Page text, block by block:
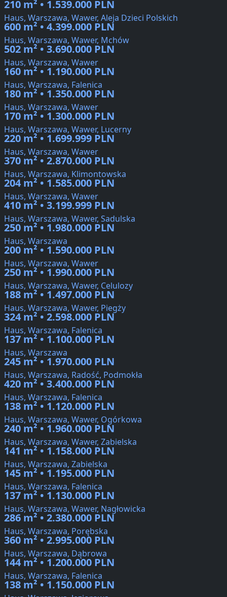
210 m² • 1.539.000 PLN
Haus, Warszawa, Wawer, Aleja Dzieci Polskich
600 m² • 4.399.000 PLN
Haus, Warszawa, Wawer, Mchów
502 m² • 3.690.000 PLN
Haus, Warszawa, Wawer
160 m² • 1.190.000 PLN
Haus, Warszawa, Falenica
180 m² • 1.350.000 PLN
Haus, Warszawa, Wawer
170 m² • 1.300.000 PLN
Haus, Warszawa, Wawer, Lucerny
220 m² • 1.699.999 PLN
Haus, Warszawa, Wawer
370 m² • 2.870.000 PLN
Haus, Warszawa, Klimontowska
204 m² • 1.585.000 PLN
Haus, Warszawa, Wawer
410 m² • 3.199.999 PLN
Haus, Warszawa, Wawer, Sadulska
250 m² • 1.980.000 PLN
Haus, Warszawa
200 m² • 1.590.000 PLN
Haus, Warszawa, Wawer
250 m² • 1.990.000 PLN
Haus, Warszawa, Wawer, Celulozy
188 m² • 1.497.000 PLN
Haus, Warszawa, Wawer, Piegży
324 m² • 2.598.000 PLN
Haus, Warszawa, Falenica
137 m² • 1.100.000 PLN
Haus, Warszawa
245 m² • 1.970.000 PLN
Haus, Warszawa, Radość, Podmokła
420 m² • 3.400.000 PLN
Haus, Warszawa, Falenica
138 m² • 1.120.000 PLN
Haus, Warszawa, Wawer, Ogórkowa
240 m² • 1.960.000 PLN
Haus, Warszawa, Wawer, Zabielska
141 m² • 1.158.000 PLN
Haus, Warszawa, Zabielska
145 m² • 1.195.000 PLN
Haus, Warszawa, Falenica
137 m² • 1.130.000 PLN
Haus, Warszawa, Wawer, Nagłowicka
286 m² • 2.380.000 PLN
Haus, Warszawa, Porębska
360 m² • 2.995.000 PLN
Haus, Warszawa, Dąbrowa
144 m² • 1.200.000 PLN
Haus, Warszawa, Falenica
138 m² • 1.150.000 PLN